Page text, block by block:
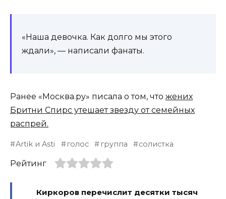
«Наша девочка. Как долго мы этого
ждали», — написали фанаты.
Ранее «Москва.ру» писала о том, что жених
Бритни Спирс утешает звезду от семейных
распрей.
Artik и Asti голос группа солистка
Рейтинг
Киркоров перечислит десятки тысяч